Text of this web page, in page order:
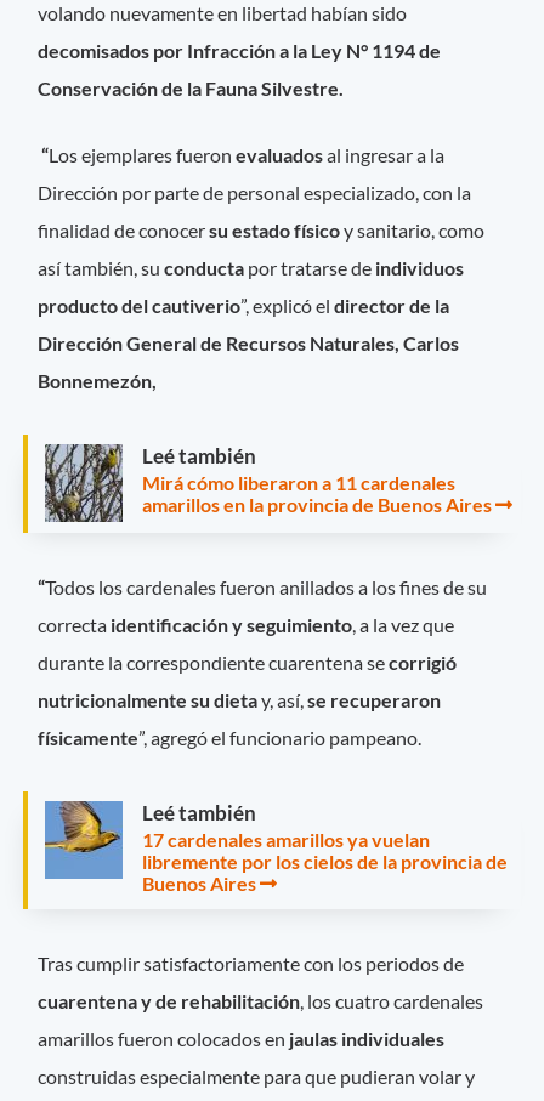
volando nuevamente en libertad habían sido
decomisados por Infracción a la Ley N° 1194 de
Conservación de la Fauna Silvestre.
“Los ejemplares fueronevaluadosal ingresar a la
Dirección por parte de personal especializado, con la
finalidad de conocersu estado físicoy sanitario, como
así también, suconducta por tratarse de individuos
producto del cautiverio”, explicó eldirector de la
Dirección General de Recursos Naturales, Carlos
Bonnemezón,
Leé también
Mirá cómo liberaron a 11 cardenales
amarillos en la provincia de Buenos Aires
“Todos los cardenales fueron anillados a los fines de su
correcta identificación y seguimiento , a la vez que
durante la correspondiente cuarentena secorrigió
nutricionalmente su dietay, así,se recuperaron
físicamente”, agregó el funcionario pampeano.
Leé también
17 cardenales amarillos ya vuelan
libremente por los cielos de la provincia de
Buenos Aires
Tras cumplir satisfactoriamente con los periodos de
cuarentena y de rehabilitación, los cuatro cardenales
amarillos fueron colocados en jaulas individuales
construidas especialmente para que pudieran volar y